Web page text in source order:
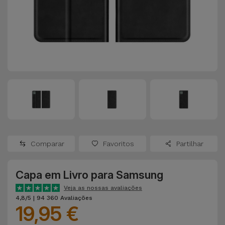
Xiaomi
Dyson
TCL
Samsung
Recondicionados
tudo
Capas e
Carregadores
e Colunas
Smartwatches
e Braceletes
Correntes
Comparar Favoritos Partilhar
Capa em Livro para Samsung
Veja as nossas avaliações
4,8/5 | 94 360 Avaliações
19,95 €